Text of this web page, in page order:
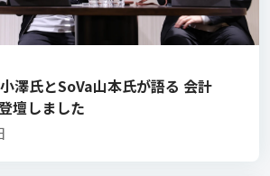
小澤氏とSoVa山本氏が語る 会計
壇しました